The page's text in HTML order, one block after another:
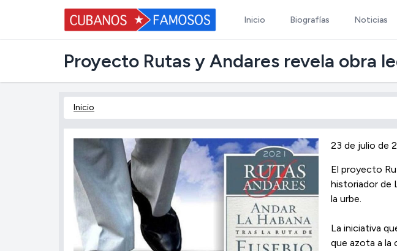
Inicio Biografías Noticias
Proyecto Rutas y Andares revela obra
Inicio
23 de julio de
El proyecto
historiador de
la urbe.
La iniciativa
que azota a